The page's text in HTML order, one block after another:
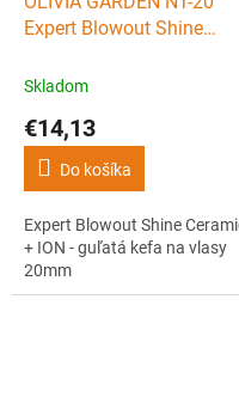
Expert Blowout Shine
na vlasy 20mm
Skladom
€14,13
Do košíka
Expert Blowout Shine
+ ION - guľatá kefa na vlasy
20mm